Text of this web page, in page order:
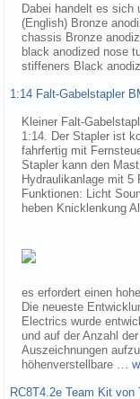
Dabei handelt es sich
(English) Bronze
chassis Bronze
black anodized nose
stiffeners Black
1:14 Falt-Gabelstapler
Kleiner Falt-
1:14. Der Stapler ist
fahrfertig mit
Stapler kann den
Hydraulikanlage mit 5
Funktionen: Licht
heben Knicklenkung
es erfordert einen
Die neueste
Electrics wurde
und auf der Anzahl
Auszeichnungen
höhenverstellbare …
RC8T4.2e Team Kit von